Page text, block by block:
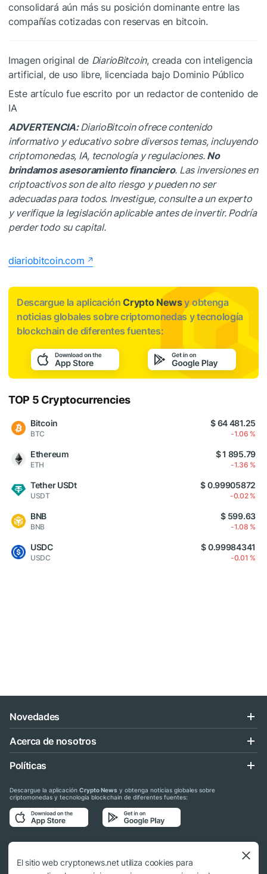
consolidará aún más su posición dominante entre las
compañías cotizadas con reservas en bitcoin.
Imagen original de DiarioBitcoin, creada con inteligencia
artificial, de uso libre, licenciada bajo Dominio Público
Este artículo fue escrito por un redactor de contenido de
IA
ADVERTENCIA:DiarioBitcoin ofrece contenido
informativo y educativo sobre diversos temas, incluyendo
criptomonedas, IA, tecnología y regulaciones. No
brindamos asesoramiento financiero. Las inversiones en
criptoactivos son de alto riesgo y pueden no ser
adecuadas para todos. Investigue, consulte a un experto
y verifique la legislación aplicable antes de invertir. Podría
perder todo su capital.
diariobitcoin.com
Descargue la aplicaciónCrypto Newsy obtenga
noticias globales sobre criptomonedas y tecnología
blockchain de diferentes fuentes:
TOP 5 Cryptocurrencies
Bitcoin
BTC
$ 64 481.25
-1.06 %
Ethereum
ETH
$ 1 895.79
-1.36 %
Tether USDt
USDT
$ 0.99905872
-0.02 %
BNB
BNB
$ 599.63
-1.08 %
USDC
USDC
$ 0.99984341
-0.01 %
Novedades
Acerca de nosotros
Políticas
Descargue la aplicación Crypto News y obtenga noticias globales sobre
criptomonedas y tecnología blockchain de diferentes fuentes:
Síganos en las redes sociales
El sitio web cryptonews.net utiliza cookies para